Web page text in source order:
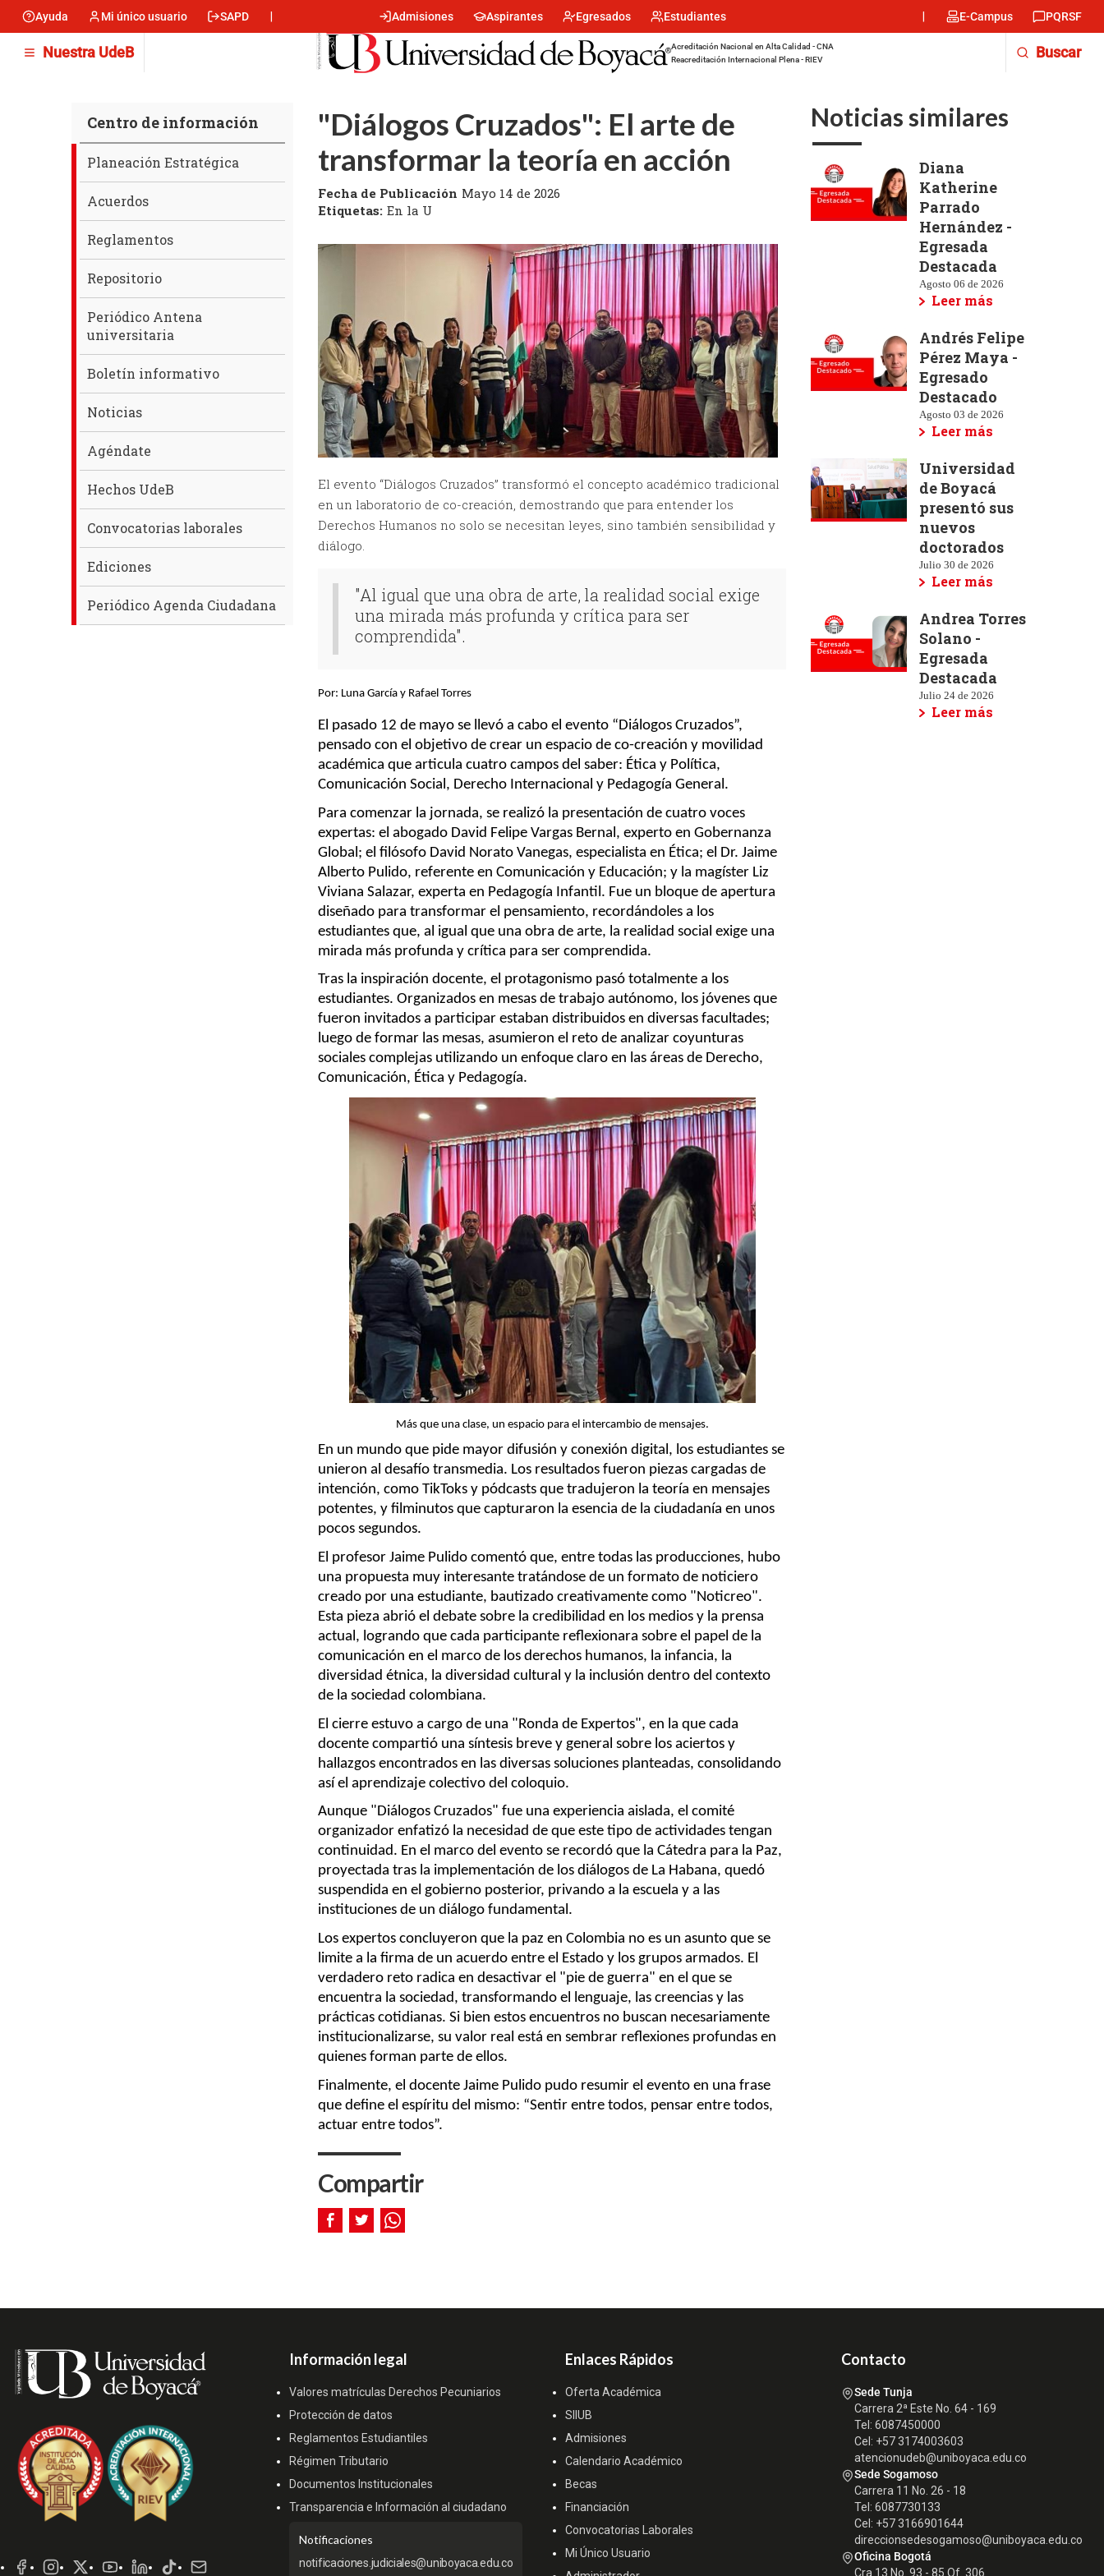
contenido
principal
Menu
Ayuda Mi único usuario SAPD
Menu
encabezado
-
Centro
Admisiones Aspirantes Egresados Estudiantes
Menu
encabezado
E-Campus PQRSF
Nuestra UdeB
Acreditación Nacional en Alta Calidad - CNA
Reacreditación Internacional Plena - RIEV
Buscar
Centro de información
Centro
de
información
Planeación Estratégica
Acuerdos
Reglamentos
Repositorio
Periódico Antena
universitaria
Boletín informativo
Noticias
Agéndate
Hechos UdeB
Convocatorias laborales
Ediciones
Periódico Agenda Ciudadana
"Diálogos Cruzados": El arte de
transformar la teoría en acción
Fecha de Publicación Mayo 14 de 2026
Etiquetas: En la U
El evento “Diálogos Cruzados” transformó el concepto académico tradicional
en un laboratorio de co-creación, demostrando que para entender los
Derechos Humanos no solo se necesitan leyes, sino también sensibilidad y
diálogo.
"Al igual que una obra de arte, la realidad social exige
una mirada más profunda y crítica para ser
comprendida".
Por: Luna García y Rafael Torres
El pasado 12 de mayo se llevó a cabo el evento “Diálogos Cruzados”,
pensado con el objetivo de crear un espacio de co-creación y movilidad
académica que articula cuatro campos del saber: Ética y Política,
Comunicación Social, Derecho Internacional y Pedagogía General.
Para comenzar la jornada, se realizó la presentación de cuatro voces
expertas: el abogado David Felipe Vargas Bernal, experto en Gobernanza
Global; el filósofo David Norato Vanegas, especialista en Ética; el Dr. Jaime
Alberto Pulido, referente en Comunicación y Educación; y la magíster Liz
Viviana Salazar, experta en Pedagogía Infantil. Fue un bloque de apertura
diseñado para transformar el pensamiento, recordándoles a los
estudiantes que, al igual que una obra de arte, la realidad social exige una
mirada más profunda y crítica para ser comprendida.
Tras la inspiración docente, el protagonismo pasó totalmente a los
estudiantes. Organizados en mesas de trabajo autónomo, los jóvenes que
fueron invitados a participar estaban distribuidos en diversas facultades;
luego de formar las mesas, asumieron el reto de analizar coyunturas
sociales complejas utilizando un enfoque claro en las áreas de Derecho,
Comunicación, Ética y Pedagogía.
Más que una clase, un espacio para el intercambio de mensajes.
En un mundo que pide mayor difusión y conexión digital, los estudiantes se
unieron al desafío transmedia. Los resultados fueron piezas cargadas de
intención, como TikToks y pódcasts que tradujeron la teoría en mensajes
potentes, y filminutos que capturaron la esencia de la ciudadanía en unos
pocos segundos.
El profesor Jaime Pulido comentó que, entre todas las producciones, hubo
una propuesta muy interesante tratándose de un formato de noticiero
creado por una estudiante, bautizado creativamente como "Noticreo".
Esta pieza abrió el debate sobre la credibilidad en los medios y la prensa
actual, logrando que cada participante reflexionara sobre el papel de la
comunicación en el marco de los derechos humanos, la infancia, la
diversidad étnica, la diversidad cultural y la inclusión dentro del contexto
de la sociedad colombiana.
El cierre estuvo a cargo de una "Ronda de Expertos", en la que cada
docente compartió una síntesis breve y general sobre los aciertos y
hallazgos encontrados en las diversas soluciones planteadas, consolidando
así el aprendizaje colectivo del coloquio.
Aunque "Diálogos Cruzados" fue una experiencia aislada, el comité
organizador enfatizó la necesidad de que este tipo de actividades tengan
continuidad. En el marco del evento se recordó que la Cátedra para la Paz,
proyectada tras la implementación de los diálogos de La Habana, quedó
suspendida en el gobierno posterior, privando a la escuela y a las
instituciones de un diálogo fundamental.
Los expertos concluyeron que la paz en Colombia no es un asunto que se
limite a la firma de un acuerdo entre el Estado y los grupos armados. El
verdadero reto radica en desactivar el "pie de guerra" en el que se
encuentra la sociedad, transformando el lenguaje, las creencias y las
prácticas cotidianas. Si bien estos encuentros no buscan necesariamente
institucionalizarse, su valor real está en sembrar reflexiones profundas en
quienes forman parte de ellos.
Finalmente, el docente Jaime Pulido pudo resumir el evento en una frase
que define el espíritu del mismo: “Sentir entre todos, pensar entre todos,
actuar entre todos”.
Compartir
Noticias similares
Diana
Katherine
Parrado
Hernández -
Egresada
Destacada
Agosto 06 de 2026
Leer más
Andrés Felipe
Pérez Maya -
Egresado
Destacado
Agosto 03 de 2026
Leer más
Universidad
de Boyacá
presentó sus
nuevos
doctorados
Julio 30 de 2026
Leer más
Andrea Torres
Solano -
Egresada
Destacada
Julio 24 de 2026
Leer más
Sociales
Información legal
Valores matrículas Derechos Pecuniarios
Protección de datos
Reglamentos Estudiantiles
Régimen Tributario
Documentos Institucionales
Transparencia e Información al ciudadano
Notificaciones
notificaciones.judiciales@uniboyaca.edu.co
Enlaces Rápidos
Oferta Académica
SIIUB
Admisiones
Calendario Académico
Becas
Financiación
Convocatorias Laborales
Mi Único Usuario
Contacto
Sede Tunja
Carrera 2ª Este No. 64 - 169
Tel: 6087450000
Cel: +57 3174003603
atencionudeb@uniboyaca.edu.co
Sede Sogamoso
Carrera 11 No. 26 - 18
Tel: 6087730133
Cel: +57 3166901644
direccionsedesogamoso@uniboyaca.edu.co
Oficina Bogotá
Cra 13 No. 93 - 85 Of. 306